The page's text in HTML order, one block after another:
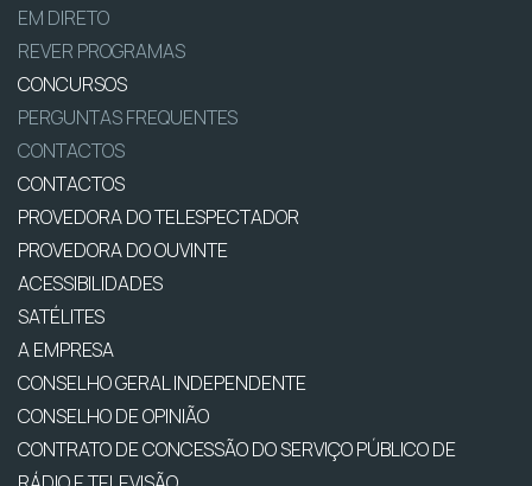
EM DIRETO
REVER PROGRAMAS
CONCURSOS
PERGUNTAS FREQUENTES
CONTACTOS
CONTACTOS
PROVEDORA DO TELESPECTADOR
PROVEDORA DO OUVINTE
ACESSIBILIDADES
SATÉLITES
A EMPRESA
CONSELHO GERAL INDEPENDENTE
CONSELHO DE OPINIÃO
CONTRATO DE CONCESSÃO DO SERVIÇO PÚBLICO DE